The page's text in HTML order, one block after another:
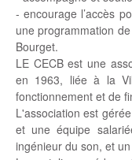
- encourage l’accès
une programmation
Bourget.
LE CECB est une
en 1963, liée à la
fonctionnement et de
L'association est
et une équipe
ingénieur du son, et